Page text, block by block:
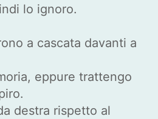
lo ignoro.
a cascata davanti a
eppure trattengo
destra rispetto al